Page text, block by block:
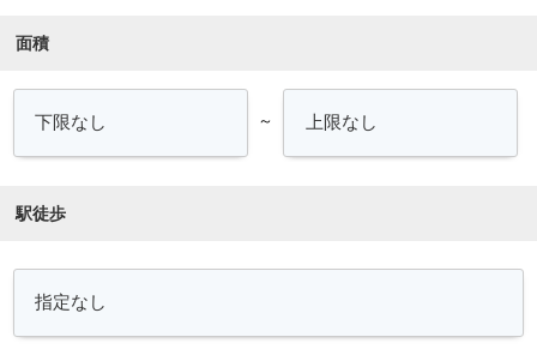
面積
～
駅徒歩